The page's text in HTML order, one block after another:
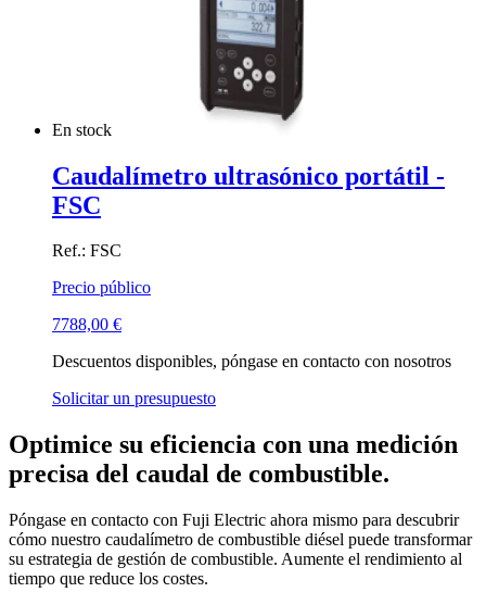
En stock
Caudalímetro ultrasónico portátil -
FSC
Ref.: FSC
Precio público
7788,00 €
Descuentos disponibles, póngase en contacto con nosotros
Solicitar un presupuesto
Optimice su eficiencia con una medición
precisa del caudal de combustible.
Póngase en contacto con Fuji Electric ahora mismo para descubrir
cómo nuestro caudalímetro de combustible diésel puede transformar
su estrategia de gestión de combustible. Aumente el rendimiento al
tiempo que reduce los costes.